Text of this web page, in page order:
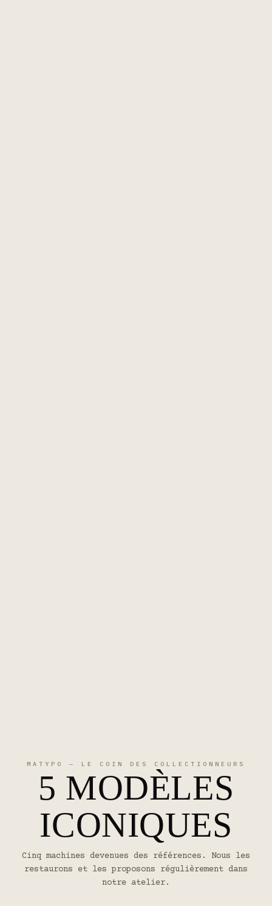
MATYPO — LE COIN DES COLLECTIONNEURS
5 MODÈLES
ICONIQUES
Cinq machines devenues des références. Nous les
restaurons et les proposons régulièrement dans
notre atelier.